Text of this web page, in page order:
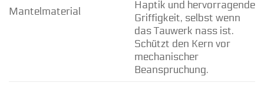
Mantelmaterial
Haptik und hervorragende
Griffigkeit, selbst wenn
das Tauwerk nass ist.
Schützt den Kern vor
mechanischer
Beanspruchung.